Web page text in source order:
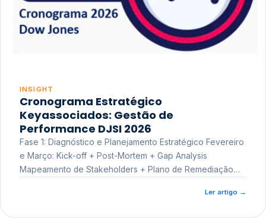
INSIGHT
Cronograma Estratégico
Keyassociados: Gestão de
Performance DJSI 2026
Fase 1: Diagnóstico e Planejamento Estratégico Fevereiro
e Março: Kick-off + Post-Mortem + Gap Analysis
Mapeamento de Stakeholders + Plano de Remediação
Ler artigo →